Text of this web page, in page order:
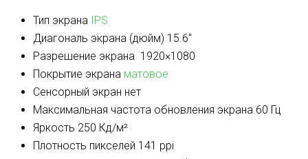
Тип экрана IPS
Диагональ экрана (дюйм) 15.6″
Разрешение экрана 1920×1080
Покрытие экрана матовое
Сенсорный экран нет
Максимальная частота обновления экрана 60 Гц
Яркость 250 Кд/м²
Плотность пикселей 141 ppi